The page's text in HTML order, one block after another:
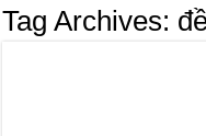
Tag Archives: